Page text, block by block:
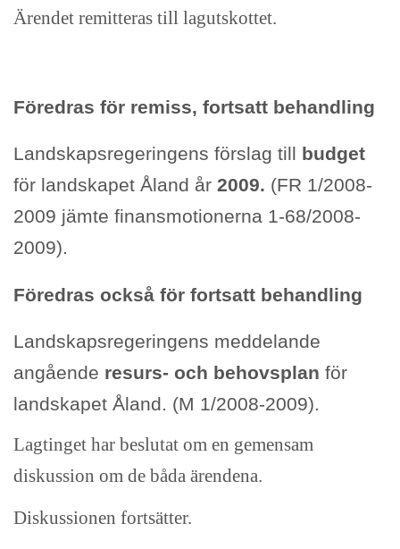
Ärendet remitteras till lagutskottet.
Föredras för remiss, fortsatt behandling
Landskapsregeringens förslag till budget
för landskapet Åland år 2009. (FR 1/2008-
2009 jämte finansmotionerna 1-68/2008-
2009).
Föredras också för fortsatt behandling
Landskapsregeringens meddelande
angående resurs- och behovsplan för
landskapet Åland. (M 1/2008-2009).
Lagtinget har beslutat om en gemensam
diskussion om de båda ärendena.
Diskussionen fortsätter.